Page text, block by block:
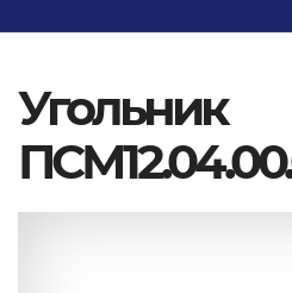
Угольник